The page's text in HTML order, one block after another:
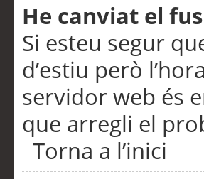
He canviat el
Si esteu segur
d’estiu però
servidor web és
que arregli el
Torna a l’inici